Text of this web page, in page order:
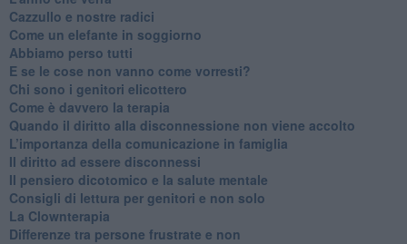
​Cazzullo e nostre radici
​Come un elefante in soggiorno
​Abbiamo perso tutti
E se le cose non vanno come vorresti?
​Chi sono i genitori elicottero
Come è davvero la terapia
Quando il diritto alla disconnessione non viene accolto
​L’importanza della comunicazione in famiglia
​Il diritto ad essere disconnessi
​Il pensiero dicotomico e la salute mentale
​Consigli di lettura per genitori e non solo
​La Clownterapia
​Differenze tra persone frustrate e non